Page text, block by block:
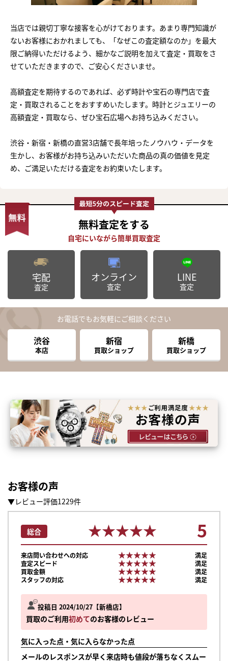
当店では親切丁寧な接客を心がけております。あまり専門知識が
ないお客様におかれましても、「なぜこの査定額なのか」を最大
限ご納得いただけるよう、細かなご説明を加えて査定・買取をさ
せていただきますので、ご安心くださいませ。
高額査定を期待するのであれば、必ず時計や宝石の専門店で査
定・買取されることをおすすめいたします。時計とジュエリーの
高額査定・買取なら、ぜひ宝石広場へお持ち込みください。
渋谷・新宿・新橋の直営3店舗で長年培ったノウハウ・データを
生かし、お客様がお持ち込みいただいた商品の真の価値を見定
め、ご満足いただける査定をお約束いたします。
無料査定をする
宅配
査定
オンライン
査定
LINE
査定
お電話でもお気軽にご相談ください
渋谷
本店
新宿
買取ショップ
新橋
買取ショップ
お客様の声
▼レビュー評価1229件
投稿日 2024/10/27 新橋店
買取のご利用初めてのお客様のレビュー
気に入った点・気に入らなかった点
メールのレスポンスが早く来店時も値段が落ちなくスムー
総合 ★★★★★
★★★★★ 5
来店問い合わせへの対応 ★★★★★
★★★★★
満足
査定スピード
★★★★★
★★★★★
満足
買取金額
★★★★★
★★★★★
満足
スタッフの対応
★★★★★
★★★★★ 満足
かんたん30秒でお試し査定